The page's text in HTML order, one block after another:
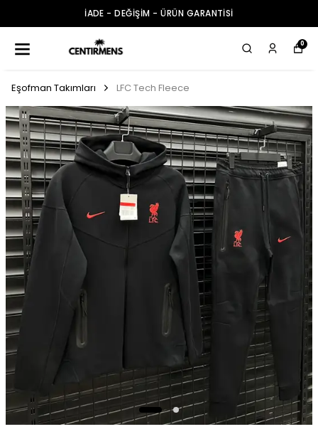
İADE - DEĞİŞİM - ÜRÜN GARANTİSİ
0
Eşofman Takımları LFC Tech Fleece